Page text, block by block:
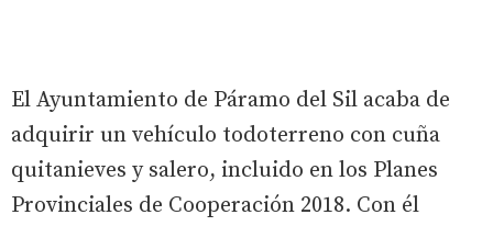
El Ayuntamiento de Páramo del Sil acaba de
adquirir un vehículo todoterreno con cuña
quitanieves y salero, incluido en los Planes
Provinciales de Cooperación 2018. Con él